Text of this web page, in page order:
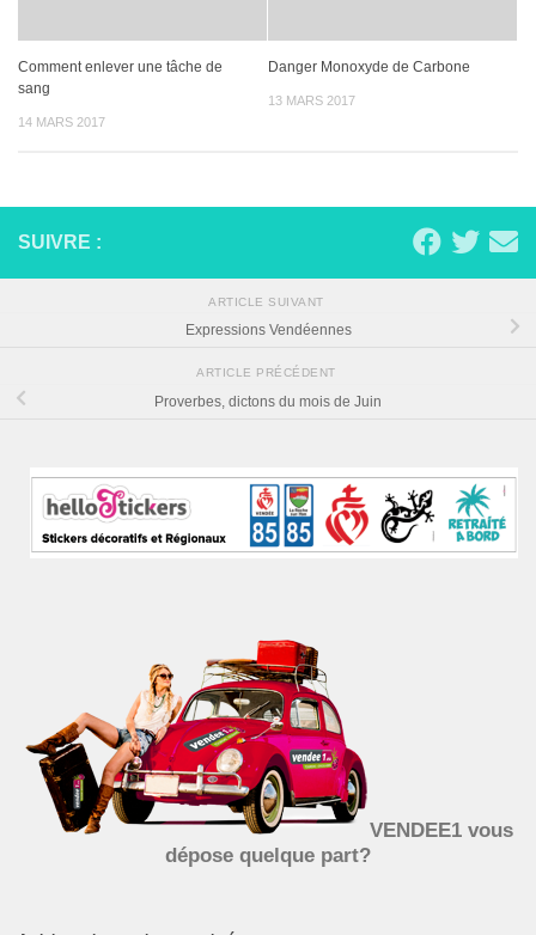
Comment enlever une tâche de
sang
14 MARS 2017
Danger Monoxyde de Carbone
13 MARS 2017
SUIVRE :
ARTICLE SUIVANT
Expressions Vendéennes
ARTICLE PRÉCÉDENT
Proverbes, dictons du mois de Juin
VENDEE1 vous
dépose quelque part?